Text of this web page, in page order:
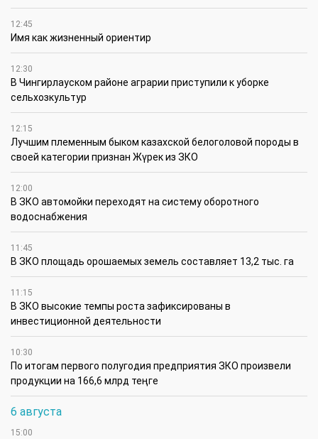
12:45
Имя как жизненный ориентир
12:30
В Чингирлауском районе аграрии приступили к уборке
сельхозкультур
12:15
Лучшим племенным быком казахской белоголовой породы в
своей категории признан Жүрек из ЗКО
12:00
В ЗКО автомойки переходят на систему оборотного
водоснабжения
11:45
В ЗКО площадь орошаемых земель составляет 13,2 тыс. га
11:15
В ЗКО высокие темпы роста зафиксированы в
инвестиционной деятельности
10:30
По итогам первого полугодия предприятия ЗКО произвели
продукции на 166,6 млрд теңге
6 августа
15:00